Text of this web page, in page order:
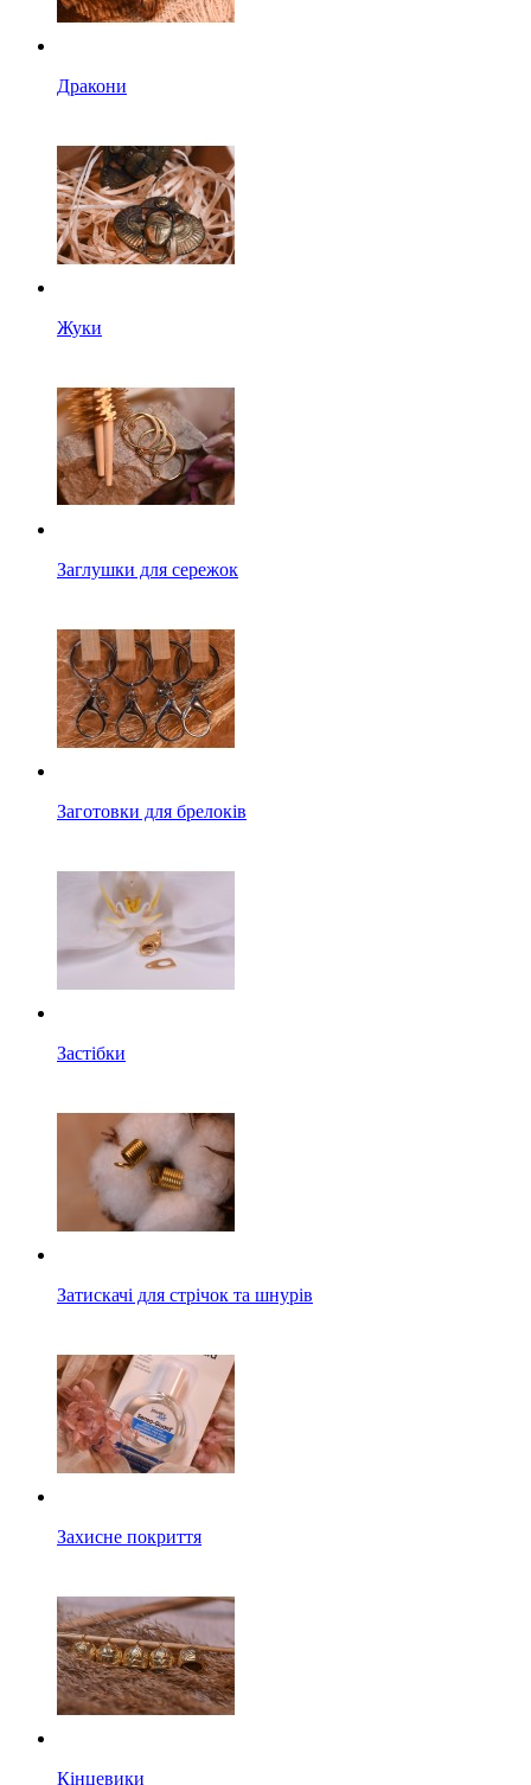
Дракони
Жуки
Заглушки для сережок
Заготовки для брелоків
Застібки
Затискачі для стрічок та шнурів
Захисне покриття
Кінцевики